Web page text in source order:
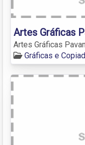
Artes Gráficas
Artes Gráficas Pavan
Gráficas e